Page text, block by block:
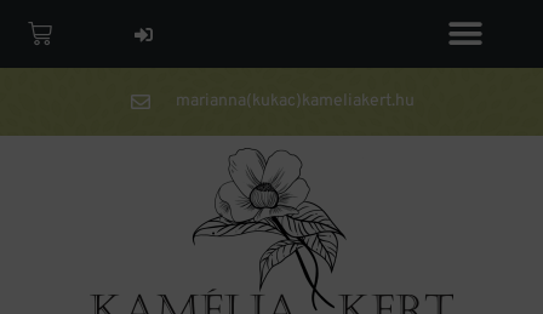
marianna(kukac)kameliakert.hu